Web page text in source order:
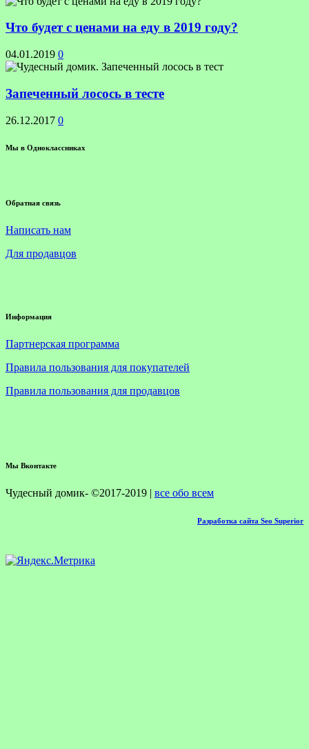
Что будет с ценами на еду в 2019 году?
04.01.2019 0
Запеченный лосось в тесте
26.12.2017 0
Мы в Одноклассниках
Обратная связь
Написать нам
Для продавцов
Информация
Партнерская программа
Правила пользования для покупателей
Правила пользования для продавцов
Мы Вконтакте
Чудесный домик- ©2017-2019 | все обо всем
Разработка сайта Seo Superior